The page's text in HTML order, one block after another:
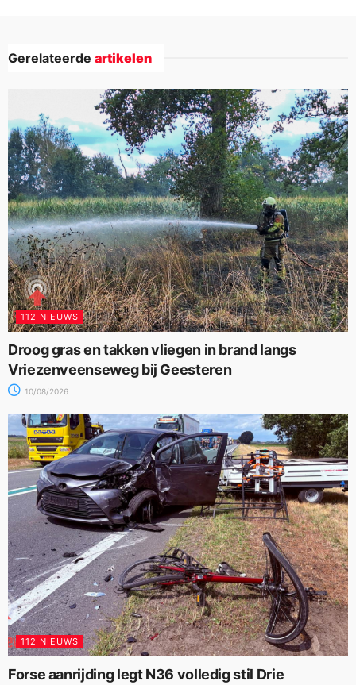
Gerelateerde artikelen
112 NIEUWS
Droog gras en takken vliegen in brand langs
Vriezenveenseweg bij Geesteren
10/08/2026
112 NIEUWS
Forse aanrijding legt N36 volledig stil Drie